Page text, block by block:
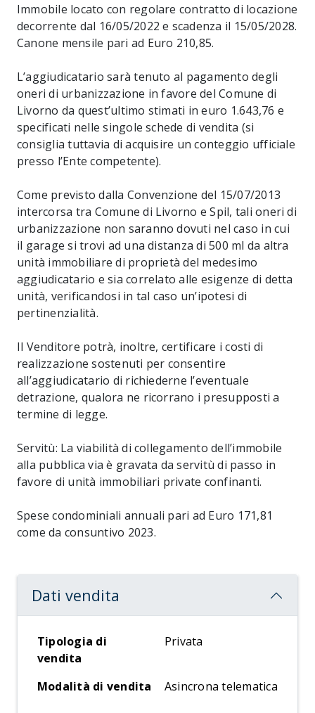
Immobile locato con regolare contratto di locazione
decorrente dal 16/05/2022 e scadenza il 15/05/2028.
Canone mensile pari ad Euro 210,85.
L’aggiudicatario sarà tenuto al pagamento degli
oneri di urbanizzazione in favore del Comune di
Livorno da quest’ultimo stimati in euro 1.643,76 e
specificati nelle singole schede di vendita (si
consiglia tuttavia di acquisire un conteggio ufficiale
presso l’Ente competente).
Come previsto dalla Convenzione del 15/07/2013
intercorsa tra Comune di Livorno e Spil, tali oneri di
urbanizzazione non saranno dovuti nel caso in cui
il garage si trovi ad una distanza di 500 ml da altra
unità immobiliare di proprietà del medesimo
aggiudicatario e sia correlato alle esigenze di detta
unità, verificandosi in tal caso un’ipotesi di
pertinenzialità.
Il Venditore potrà, inoltre, certificare i costi di
realizzazione sostenuti per consentire
all’aggiudicatario di richiederne l’eventuale
detrazione, qualora ne ricorrano i presupposti a
termine di legge.
Servitù: La viabilità di collegamento dell’immobile
alla pubblica via è gravata da servitù di passo in
favore di unità immobiliari private confinanti.
Spese condominiali annuali pari ad Euro 171,81
come da consuntivo 2023.
Dati vendita
Tipologia di
vendita
Privata
Modalità di vendita Asincrona telematica